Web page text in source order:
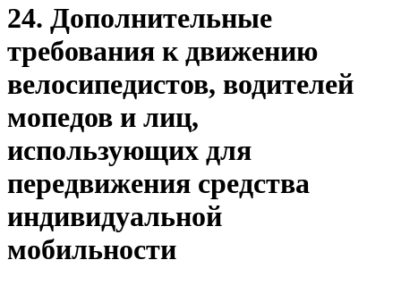
24. Дополнительные
требования к движению
велосипедистов, водителей
мопедов и лиц,
использующих для
передвижения средства
индивидуальной
мобильности